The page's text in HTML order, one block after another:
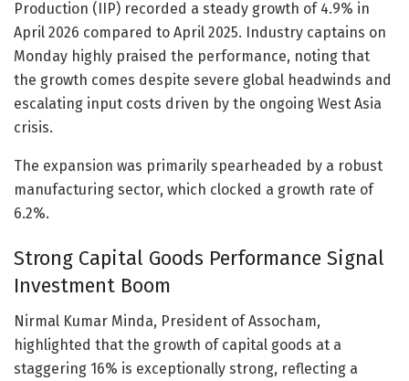
Production (IIP) recorded a steady growth of 4.9% in
April 2026 compared to April 2025. Industry captains on
Monday highly praised the performance, noting that
the growth comes despite severe global headwinds and
escalating input costs driven by the ongoing West Asia
crisis.
The expansion was primarily spearheaded by a robust
manufacturing sector, which clocked a growth rate of
6.2%.
Strong Capital Goods Performance Signal
Investment Boom
Nirmal Kumar Minda, President of Assocham,
highlighted that the growth of capital goods at a
staggering 16% is exceptionally strong, reflecting a